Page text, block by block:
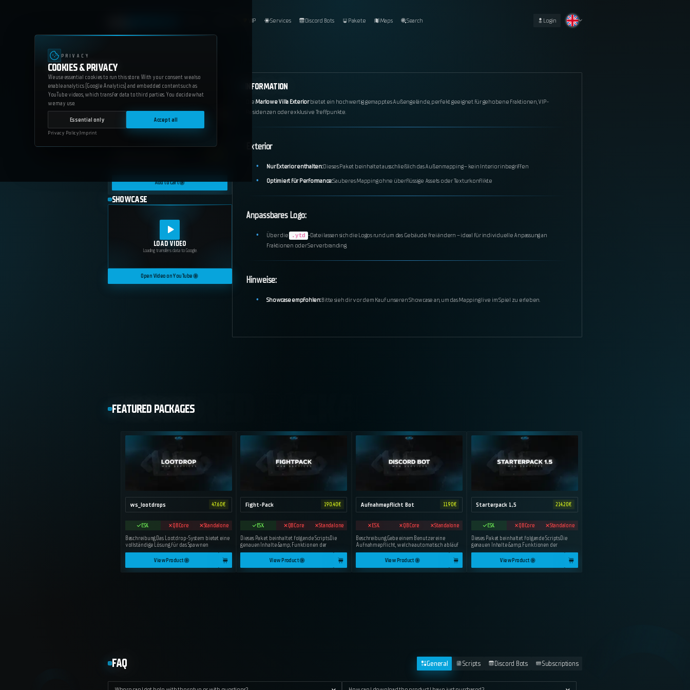
Add to Cart
SHOWCASE
LOAD VIDEO
Loading transfers data to Google.
Open Video on YouTube
INFORMATION
Die Marlowe Villa Exteriorbietet ein hochwertig gemapptes Außengelände, perfekt geeignet für gehobene Fraktionen, VIP-
Residenzen oder exklusive Treffpunkte.
Exterior
Nur Exterior enthalten:Dieses Paket beinhaltet ausschließlich das Außenmapping – kein Interior inbegriffen
Optimiert für Performance:Sauberes Mapping ohne überflüssige Assets oder Texturkonflikte
Anpassbares Logo:
Über die .ytd -Datei lassen sich die Logos rund um das Gebäude frei ändern – ideal für individuelle Anpassung an
Fraktionen oder Serverbranding.
Hinweise:
Showcase empfohlen:Bitte sieh dir vor dem Kauf unseren Showcase an, um das Mapping live im Spiel zu erleben.
FEATURED PACKAGES
ws_lootdrops 47.60€
ESX QBCore
Standalone
Beschreibung:Das Lootdrop-System bietet eine
vollständige Lösung für das Spawnen
View Product
Fight-Pack 190.40€
ESX QBCore
Standalone
Dieses Paket beinhaltet folgende ScriptsDie
genauen Inhalte &amp; Funktionen der
View Product
Aufnahmepflicht Bot 11.90€
ESX QBCore
Standalone
Beschreibung:Gebe einem Benutzer eine
Aufnahmepflicht, welche automatisch abläuf
View Product
Starterpack 1,5 214.20€
ESX QBCore
Standalone
Dieses Paket beinhaltet folgende ScriptsDie
genauen Inhalte &amp; Funktionen der
View Product
148+ SCRIPTS
VIP Services Discord Bots Pakete Maps Search Login
FAQ General Scripts Discord Bots Subscriptions
PRIVACY
COOKIES & PRIVACY
We use essential cookies to run this store. With your consent we also
enable analytics (Google Analytics) and embedded content such as
YouTube videos, which transfer data to third parties. You decide what
we may use.
Essential only Accept all
Privacy Policy Imprint